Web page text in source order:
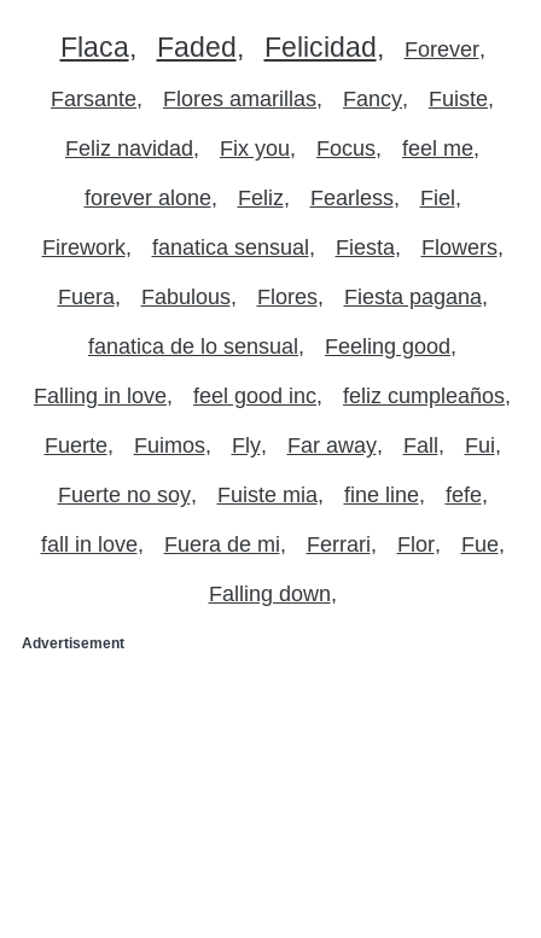
Flaca Faded Felicidad Forever
Farsante Flores amarillas Fancy Fuiste
Feliz navidad Fix you Focus feel me
forever alone Feliz Fearless Fiel
Firework fanatica sensual Fiesta Flowers
Fuera Fabulous Flores Fiesta pagana
fanatica de lo sensual Feeling good
Falling in love feel good inc feliz cumpleaños
Fuerte Fuimos Fly Far away Fall Fui
Fuerte no soy Fuiste mia fine line fefe
fall in love Fuera de mi Ferrari Flor Fue
Falling down
Advertisement